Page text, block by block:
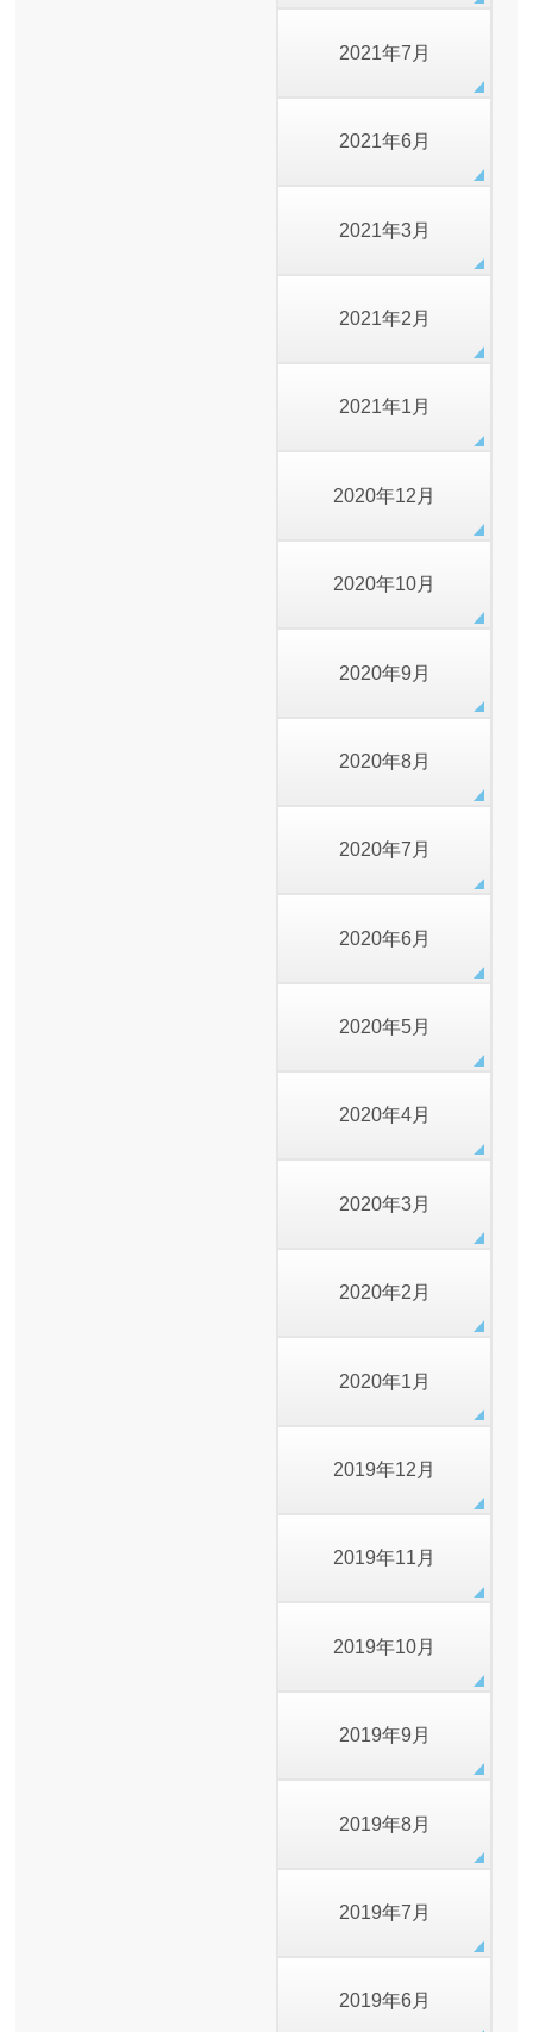
2021年7月
2021年6月
2021年3月
2021年2月
2021年1月
2020年12月
2020年10月
2020年9月
2020年8月
2020年7月
2020年6月
2020年5月
2020年4月
2020年3月
2020年2月
2020年1月
2019年12月
2019年11月
2019年10月
2019年9月
2019年8月
2019年7月
2019年6月